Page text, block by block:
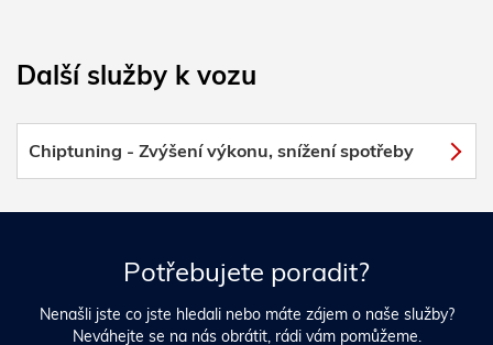
Další služby k vozu
Chiptuning - Zvýšení výkonu, snížení spotřeby
Potřebujete poradit?
Nenašli jste co jste hledali nebo máte zájem o naše služby?
Neváhejte se na nás obrátit, rádi vám pomůžeme.